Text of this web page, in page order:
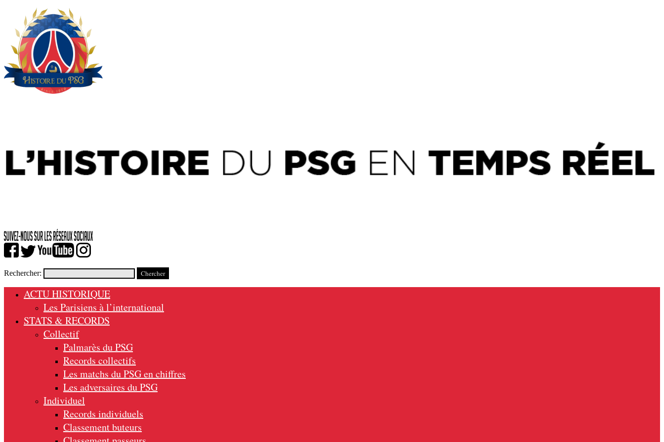
Rechercher:
ACTU HISTORIQUE
Les Parisiens à l’international
STATS & RECORDS
Collectif
Palmarès du PSG
Records collectifs
Les matchs du PSG en chiffres
Les adversaires du PSG
Individuel
Records individuels
Classement buteurs